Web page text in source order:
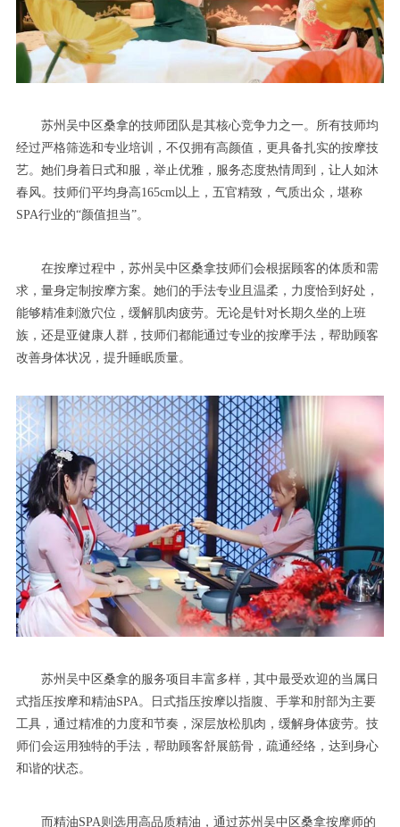
苏州吴中区桑拿的技师团队是其核心竞争力之一。所有技师均
经过严格筛选和专业培训，不仅拥有高颜值，更具备扎实的按摩技
艺。她们身着日式和服，举止优雅，服务态度热情周到，让人如沐
春风。技师们平均身高165cm以上，五官精致，气质出众，堪称
SPA行业的“颜值担当”。
在按摩过程中，苏州吴中区桑拿技师们会根据顾客的体质和需
求，量身定制按摩方案。她们的手法专业且温柔，力度恰到好处，
能够精准刺激穴位，缓解肌肉疲劳。无论是针对长期久坐的上班
族，还是亚健康人群，技师们都能通过专业的按摩手法，帮助顾客
改善身体状况，提升睡眠质量。
苏州吴中区桑拿的服务项目丰富多样，其中最受欢迎的当属日
式指压按摩和精油SPA。日式指压按摩以指腹、手掌和肘部为主要
工具，通过精准的力度和节奏，深层放松肌肉，缓解身体疲劳。技
师们会运用独特的手法，帮助顾客舒展筋骨，疏通经络，达到身心
和谐的状态。
而精油SPA则选用高品质精油，通过苏州吴中区桑拿按摩师的